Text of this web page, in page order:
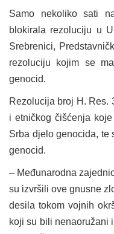
Samo nekoliko sati
blokirala rezoluciju u
Srebrenici,
rezoluciju kojim se
genocid.
Rezolucija broj H. Res.
i etničkog čišćenja
Srba djelo genocida, te
genocid.
– Međunarodna
su izvršili ove gnusne
desila tokom vojnih
koji su bili nenaoružani